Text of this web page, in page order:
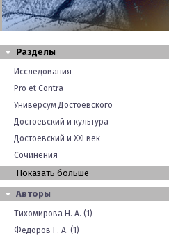
Разделы
Исследования
Pro et Contra
Универсум Достоевского
Достоевский и культура
Достоевский и XXI век
Сочинения
Показать больше
Авторы
Тихомирова Н. А. (1)
Федоров Г. А. (1)